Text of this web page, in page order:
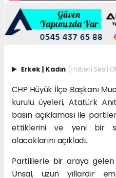
Erkek | Kadın (Haberi Sesli
CHP Hüyük İlçe Başkanı
kurulu üyeleri, Atatürk
basın açıklaması ile
ettiklerini ve yeni bir
alacaklarını açıkladı.
Partililerle bir araya gelen
Ünsal, uzun yıllardır